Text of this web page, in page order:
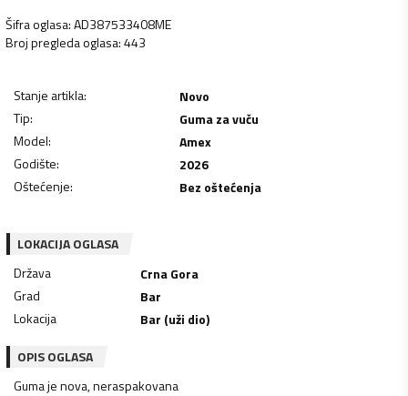
Šifra oglasa:AD387533408ME
Broj pregleda oglasa:443
Stanje artikla:
Novo
Tip:
Guma za vuču
Model:
Amex
Godište:
2026
Oštećenje: Bez oštećenja
LOKACIJA OGLASA
Država
Crna Gora
Grad
Bar
Lokacija
Bar (uži dio)
OPIS OGLASA
Guma je nova, neraspakovana